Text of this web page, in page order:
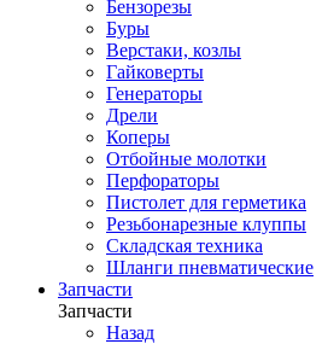
Бензорезы
Буры
Верстаки, козлы
Гайковерты
Генераторы
Дрели
Коперы
Отбойные молотки
Перфораторы
Пистолет для герметика
Резьбонарезные клуппы
Складская техника
Шланги пневматические
Запчасти
Запчасти
Назад